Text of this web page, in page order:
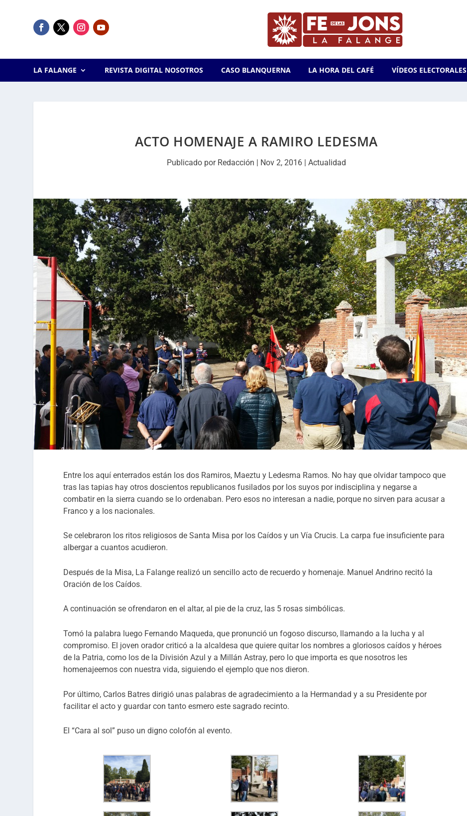
LA FALANGE REVISTA DIGITAL NOSOTROS CASO BLANQUERNA LA HORA DEL CAFÉ VÍDEOS ELECTORALES
ACTO HOMENAJE A RAMIRO LEDESMA
Publicado por Redacción | Nov 2, 2016| Actualidad
Entre los aquí enterrados están los dos Ramiros, Maeztu y Ledesma Ramos. No hay que olvidar tampoco que
tras las tapias hay otros doscientos republicanos fusilados por los suyos por indisciplina y negarse a
combatir en la sierra cuando se lo ordenaban. Pero esos no interesan a nadie, porque no sirven para acusar a
Franco y a los nacionales.
Se celebraron los ritos religiosos de Santa Misa por los Caídos y un Vía Crucis. La carpa fue insuficiente para
albergar a cuantos acudieron.
Después de la Misa, La Falange realizó un sencillo acto de recuerdo y homenaje. Manuel Andrino recitó la
Oración de los Caídos.
A continuación se ofrendaron en el altar, al pie de la cruz, las 5 rosas simbólicas.
Tomó la palabra luego Fernando Maqueda, que pronunció un fogoso discurso, llamando a la lucha y al
compromiso. El joven orador criticó a la alcaldesa que quiere quitar los nombres a gloriosos caídos y héroes
de la Patria, como los de la División Azul y a Millán Astray, pero lo que importa es que nosotros les
homenajeemos con nuestra vida, siguiendo el ejemplo que nos dieron.
Por último, Carlos Batres dirigió unas palabras de agradecimiento a la Hermandad y a su Presidente por
facilitar el acto y guardar con tanto esmero este sagrado recinto.
El “Cara al sol” puso un digno colofón al evento.